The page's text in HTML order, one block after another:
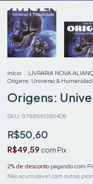
Início . LIVRARIA NOVA
Origens: Universo &
Origens:
SKU: 9788591385409
R$50,60
R$49,59 comPix
2% de desconto pagando com
Não acumulável com outras